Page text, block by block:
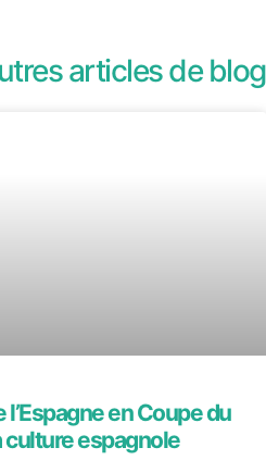
articles de blog
en Coupe du
culture espagnole